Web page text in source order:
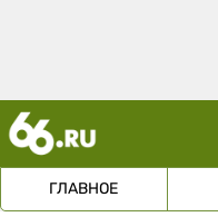
ГЛАВНОЕ